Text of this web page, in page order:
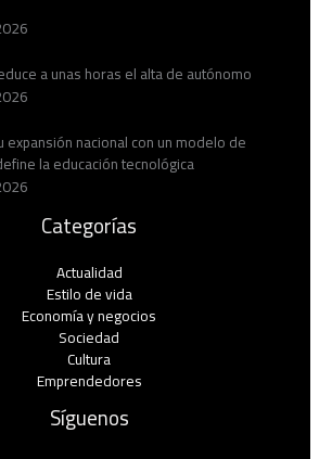
a unas horas el alta de autónomo
expansión nacional con un modelo de
la educación tecnológica
Categorías
Actualidad
Estilo de vida
Economía y negocios​
Sociedad
Cultura
Emprendedores
Síguenos